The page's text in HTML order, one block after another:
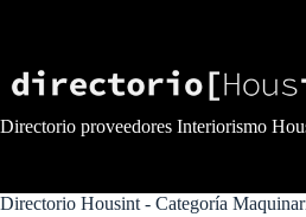
Directorio proveedores Interiorismo
Directorio Housint - Categoría